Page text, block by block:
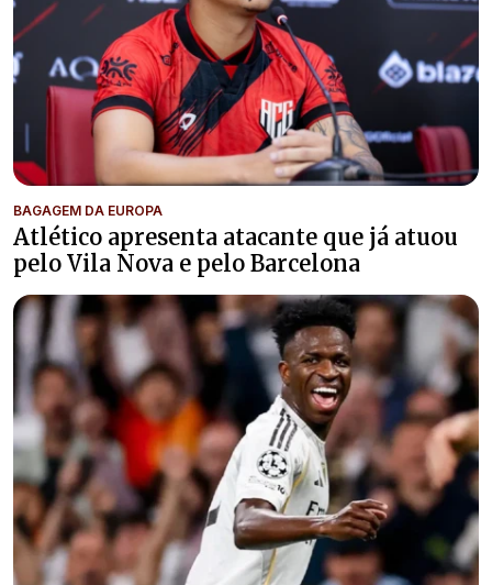
BAGAGEM DA EUROPA
Atlético apresenta atacante que já atuou
pelo Vila Nova e pelo Barcelona